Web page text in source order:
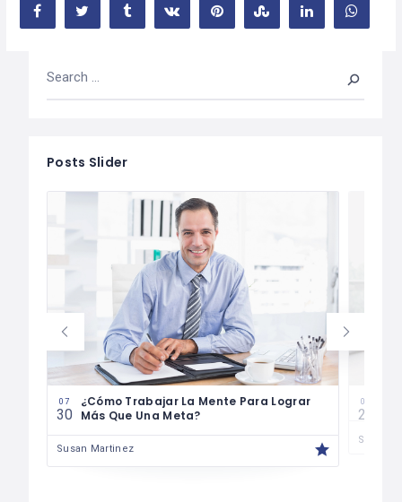
Posts Slider
07
30
¿Cómo Trabajar La Mente Para Lograr
Más Que Una Meta?
Susan Martinez
07
29
Susan